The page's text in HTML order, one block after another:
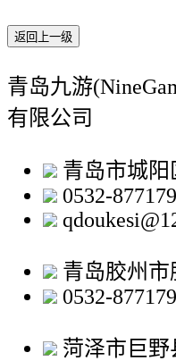
返回上一级
青岛九游
有限公司
青岛市城阳
0532-
青岛胶州市
0532-
菏泽市巨野